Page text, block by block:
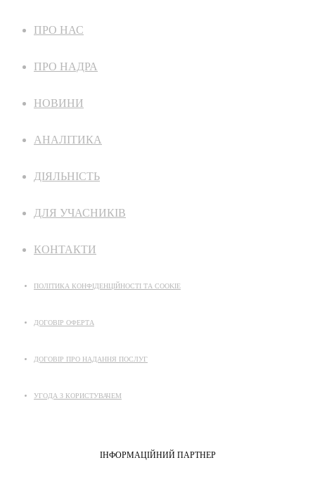
ПРО НАС
ПРО НАДРА
НОВИНИ
АНАЛІТИКА
ДІЯЛЬНІСТЬ
ДЛЯ УЧАСНИКІВ
КОНТАКТИ
ПОЛІТИКА КОНФІДЕНЦІЙНОСТІ ТА COOKIE
ДОГОВІР ОФЕРТА
ДОГОВІР ПРО НАДАННЯ ПОСЛУГ
УГОДА З КОРИСТУВАЧЕМ
ІНФОРМАЦІЙНИЙ ПАРТНЕР